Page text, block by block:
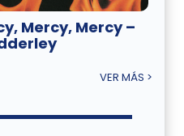
Mercy, Mercy –
VER MÁS >